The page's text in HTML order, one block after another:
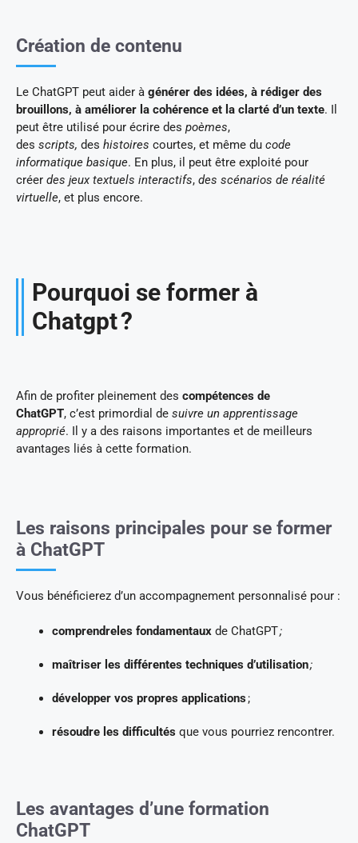
Création de contenu
Le ChatGPT peut aider à générer des idées, à rédiger des
brouillons, à améliorer la cohérence et la clarté d’un texte. Il
peut être utilisé pour écrire des poèmes,
des scripts, des histoires courtes, et même du code
informatique basique. En plus, il peut être exploité pour
créer des jeux textuels interactifs, des scénarios de réalité
virtuelle, et plus encore.
Pourquoi se former à
Chatgpt ?
Afin de profiter pleinement des compétences de
ChatGPT, c’est primordial de suivre un apprentissage
approprié. Il y a des raisons importantes et de meilleurs
avantages liés à cette formation.
Les raisons principales pour se former
à ChatGPT
Vous bénéficierez d’un accompagnement personnalisé pour :
comprendreles fondamentaux de ChatGPT;
maîtriser les différentes techniques d’utilisation;
développer vos propres applications;
résoudre les difficultés que vous pourriez rencontrer.
Les avantages d’une formation
ChatGPT